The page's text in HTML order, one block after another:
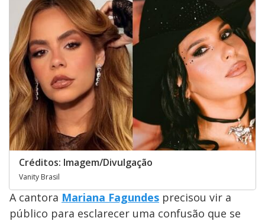
Créditos: Imagem/Divulgação
Vanity Brasil
A cantora Mariana Fagundes precisou vir a
público para esclarecer uma confusão que se